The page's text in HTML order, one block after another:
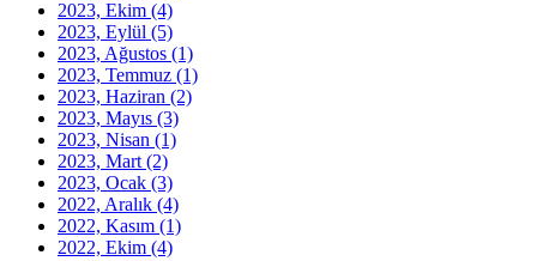
2023, Ekim (4)
2023, Eylül (5)
2023, Ağustos (1)
2023, Temmuz (1)
2023, Haziran (2)
2023, Mayıs (3)
2023, Nisan (1)
2023, Mart (2)
2023, Ocak (3)
2022, Aralık (4)
2022, Kasım (1)
2022, Ekim (4)